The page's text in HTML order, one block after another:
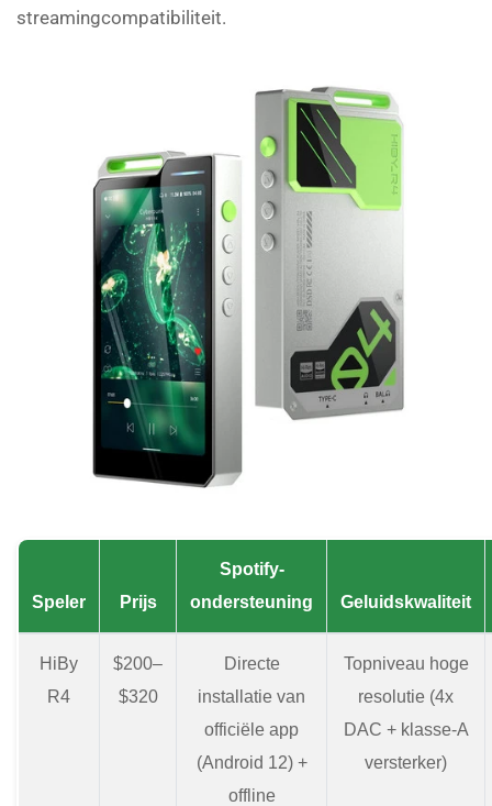
streamingcompatibiliteit.
Speler Prijs
Spotify-
ondersteuning
Geluidskwaliteit
HiBy
R4
$200–
$320
Directe
installatie van
officiële app
(Android 12) +
offline
Topniveau hoge
resolutie (4x
DAC + klasse-A
versterker)